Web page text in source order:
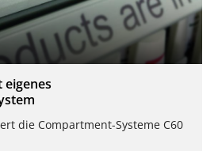
eigenes
die Compartment-Systeme C60